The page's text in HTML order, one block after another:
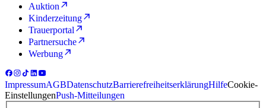
Auktion
Kinderzeitung
Trauerportal
Partnersuche
Werbung
ImpressumAGBDatenschutzBarrierefreiheitserklärungHilfeCookie-
EinstellungenPush-Mitteilungen